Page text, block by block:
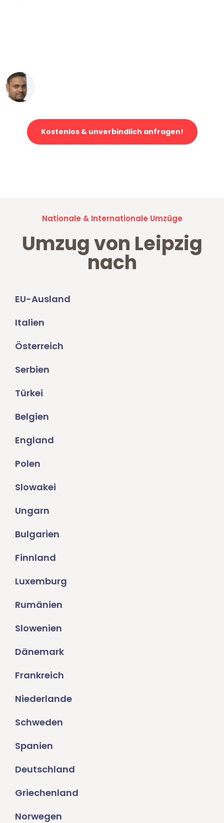
Kostenlos & unverbindlich anfragen!
Nationale & Internationale Umzüge
Umzug von Leipzig
nach
EU-Ausland
Italien
Österreich
Serbien
Türkei
Belgien
England
Polen
Slowakei
Ungarn
Bulgarien
Finnland
Luxemburg
Rumänien
Slowenien
Dänemark
Frankreich
Niederlande
Schweden
Spanien
Deutschland
Griechenland
Norwegen